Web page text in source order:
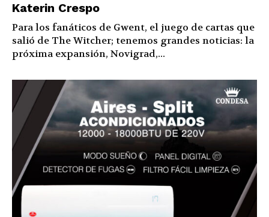
Katerin Crespo
Para los fanáticos de Gwent, el juego de cartas que
salió de The Witcher; tenemos grandes noticias: la
próxima expansión, Novigrad,...